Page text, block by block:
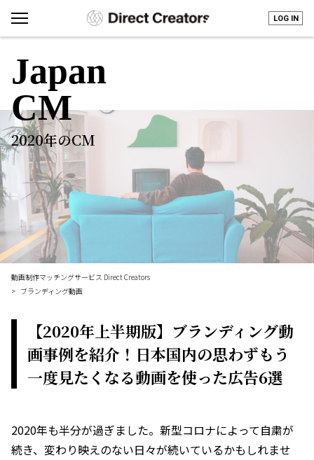
LOG IN
Japan
CM
2020年のCM
動画制作マッチングサービス Direct Creators
ブランディング動画
【2020年上半期版】ブランディング動
画事例を紹介！日本国内の思わずもう
一度見たくなる動画を使った広告6選
2020年も半分が過ぎました。新型コロナによって自粛が
続き、変わり映えのない日々が続いているかもしれませ